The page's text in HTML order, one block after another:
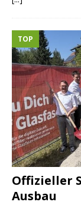
Offizieller
Ausbau
TOP